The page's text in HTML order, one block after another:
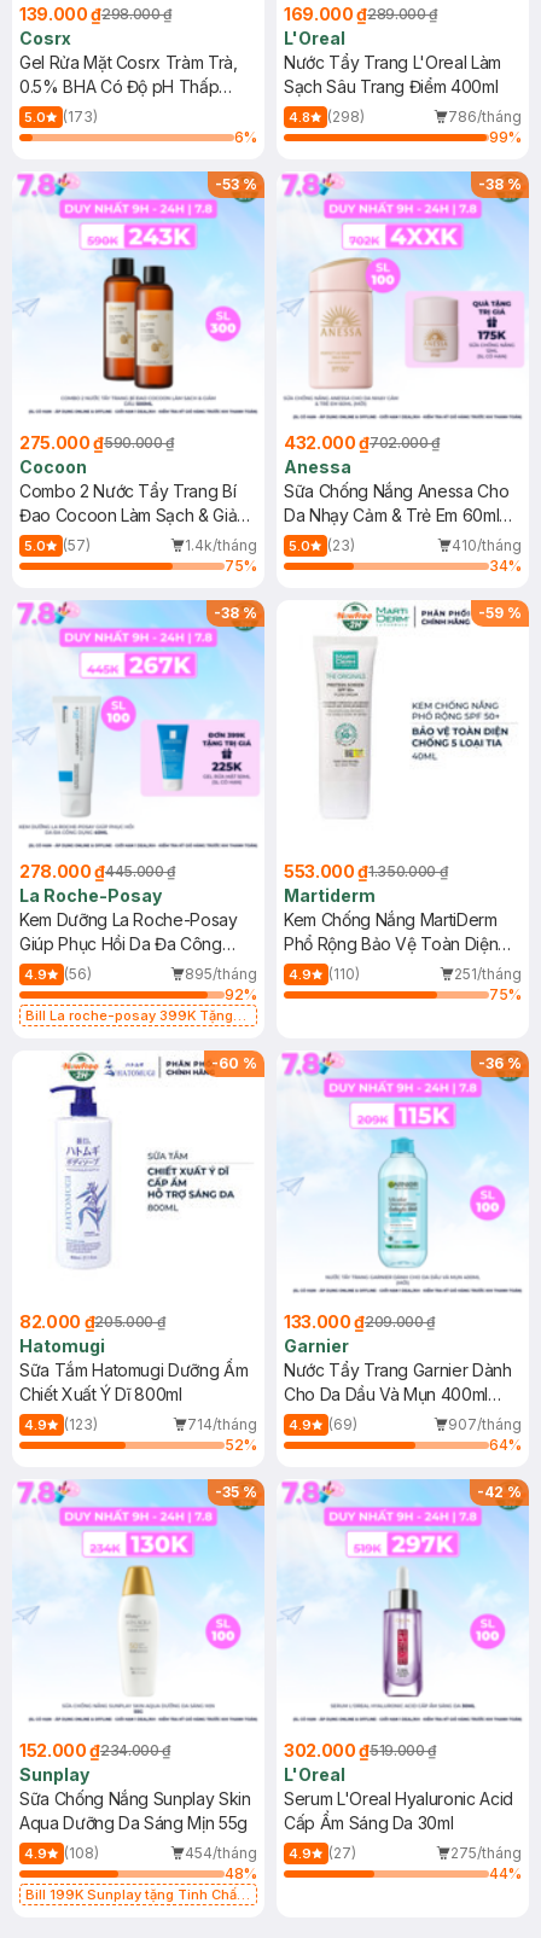
139.000 ₫298.000 ₫
Cosrx
Gel Rửa Mặt Cosrx Tràm Trà,
0.5% BHA Có Độ pH Thấp
150ml
5.0
(173)
6%
169.000 ₫289.000 ₫
L'Oreal
Nước Tẩy Trang L'Oreal Làm
Sạch Sâu Trang Điểm 400ml
4.8 (298)
786/tháng
99%
-53%
275.000 ₫590.000 ₫
Cocoon
Combo 2 Nước Tẩy Trang Bí
Đao Cocoon Làm Sạch & Giảm
Dầu 500ml
5.0 (57)
1.4k/tháng
75%
-38%
432.000 ₫702.000 ₫
Anessa
Sữa Chống Nắng Anessa Cho
Da Nhạy Cảm & Trẻ Em 60ml
(Mới)
5.0 (23)
410/tháng
34%
-38%
278.000 ₫445.000 ₫
La Roche-Posay
Kem Dưỡng La Roche-Posay
Giúp Phục Hồi Da Đa Công
Dụng 40ml
4.9 (56)
895/tháng
92%
Bill La roche-posay 399K Tặng
(SL có hạn)
-59 %
553.000 ₫1.350.000 ₫
Martiderm
Kem Chống Nắng MartiDerm
Phổ Rộng Bảo Vệ Toàn Diện
40ml
4.9 (110)
251/tháng
75%
-60 %
82.000 ₫205.000 ₫
Hatomugi
Sữa Tắm Hatomugi Dưỡng Ẩm
Chiết Xuất Ý Dĩ 800ml
4.9 (123)
714/tháng
52%
-36%
133.000 ₫209.000 ₫
Garnier
Nước Tẩy Trang Garnier Dành
Cho Da Dầu Và Mụn 400ml
(Mới)
4.9 (69)
907/tháng
64%
-35%
152.000 ₫234.000 ₫
Sunplay
Sữa Chống Nắng Sunplay Skin
Aqua Dưỡng Da Sáng Mịn 55g
4.9 (108)
454/tháng
48%
Bill 199K Sunplay tặng Tinh Chất
-42%
302.000 ₫519.000 ₫
L'Oreal
Serum L'Oreal Hyaluronic Acid
Cấp Ẩm Sáng Da 30ml
4.9 (27)
275/tháng
44%